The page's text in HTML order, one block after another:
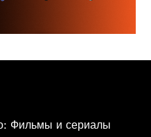
Фильмы и сериалы